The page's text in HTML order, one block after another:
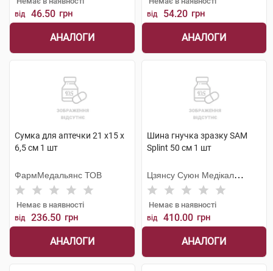
від 46.50 грн
АНАЛОГИ
від 54.20 грн
АНАЛОГИ
Сумка для аптечки 21 х15 х
6,5 см 1 шт
ФармМедальянс ТОВ
Немає в наявності
від 236.50 грн
АНАЛОГИ
Шина гнучка зразку SAM
Splint 50 см 1 шт
Цзянсу Суюн Медікал
Метіріалс
Немає в наявності
від 410.00 грн
АНАЛОГИ